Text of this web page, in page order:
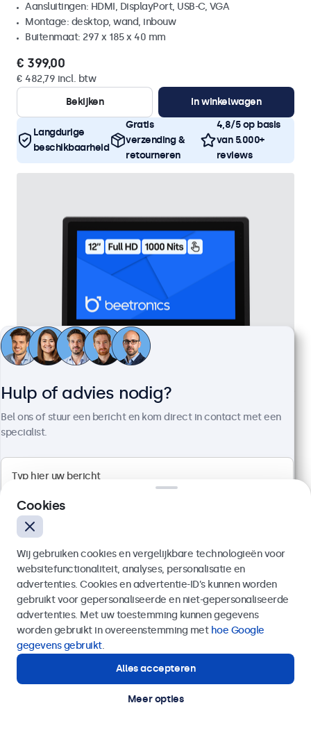
Aansluitingen: HDMI, DisplayPort, USB-C, VGA
Montage: desktop, wand, inbouw
Buitenmaat: 297 x 185 x 40 mm
€ 399,00
€ 482,79 incl. btw
Bekijken
In winkelwagen
Langdurige
beschikbaarheid
Gratis
verzending &
retourneren
4,8/5 op basis
van 5.000+
reviews
12 Inch Touchscreen Metaal (High-Brightness)
100+ stuks beschikbaar
High brightness Full HD multi-touch paneel
Aansluitingen: HDMI, DisplayPort, USB-C, VGA
Montage: inbouw, panel mount
Buitenmaat: 305 x 192 x 41 mm
€ 649,00
€ 785,29 incl. btw
Bekijken
In winkelwagen
Hulp of advies nodig?
Bel ons of stuur een bericht en kom direct in contact met een
specialist.
Verzenden
Of bel ons op
Hulp of advies nodig?
Direct contact met een specialist.
Cookies
Wij gebruiken cookies en vergelijkbare technologieën voor
websitefunctionaliteit, analyses, personalisatie en
advertenties. Cookies en advertentie-ID’s kunnen worden
gebruikt voor gepersonaliseerde en niet-gepersonaliseerde
advertenties. Met uw toestemming kunnen gegevens
worden gebruikt in overeenstemming met hoe Google
gegevens gebruikt.
Alles accepteren
Meer opties